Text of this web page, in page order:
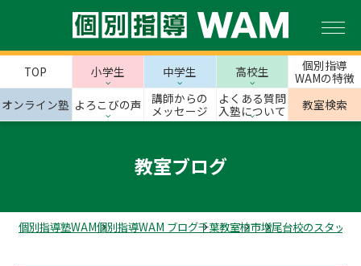
TOP 小学生 中学生 高校生
個別指導
WAMの特徴
オンライン塾 よろこびの声
講師からの
メッセージ
よくある質問
入塾について
教室検索
教室ブログ
個別指導塾WAM個別指導WAM ブログ千葉教室柏市増尾台校のスタッフ